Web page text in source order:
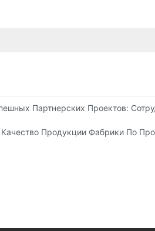
Партнерских Проектов:
Отдыха На Открытом Воздухе.
Продукции Фабрики По